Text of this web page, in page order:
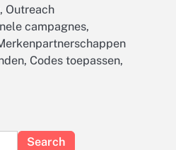
Outreach
campagnes,
Codes toepassen,